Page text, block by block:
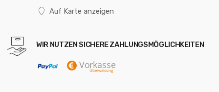
Auf Karte anzeigen
WIR NUTZEN SICHERE ZAHLUNGSMÖGLICHKEITEN